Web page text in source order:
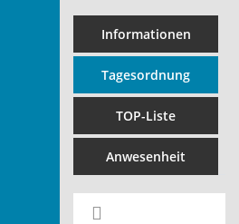
Informationen
Tagesordnung
TOP-Liste
Anwesenheit